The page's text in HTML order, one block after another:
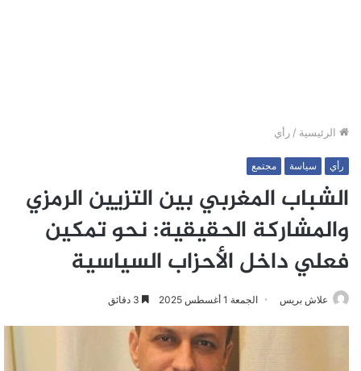
الرئيسية / رأي
رأي سياسة مجتمع
الشباب المغربي بين التزيين الرمزي
والمشاركة الحقيقية: نحو تمكين
فعلي داخل الأحزاب السياسية
علاش بريس الجمعة 1 أغسطس 2025